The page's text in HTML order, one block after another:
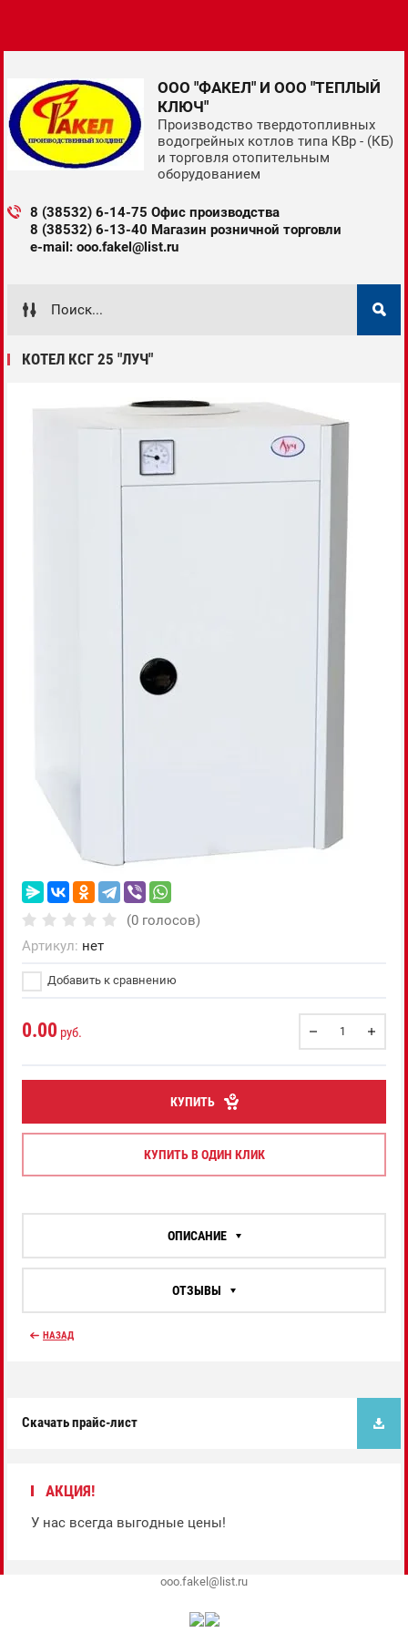
ООО "ФАКЕЛ" И ООО "ТЕПЛЫЙ
КЛЮЧ"
Производство твердотопливных
водогрейных котлов типа КВр - (КБ)
и торговля отопительным
оборудованием
8 (38532) 6-14-75 Офис производства
8 (38532) 6-13-40 Магазин розничной торговли
e-mail: ooo.fakel@list.ru
Скачать прайс-лист
АКЦИЯ!
У нас всегда выгодные цены!
КОТЕЛ КСГ 25 "ЛУЧ"
(0 голосов)
Артикул: нет
Добавить к сравнению
0.00 руб.
КУПИТЬ
КУПИТЬ В ОДИН КЛИК
ОПИСАНИЕ
ОТЗЫВЫ
НАЗАД
ooo.fakel@list.ru